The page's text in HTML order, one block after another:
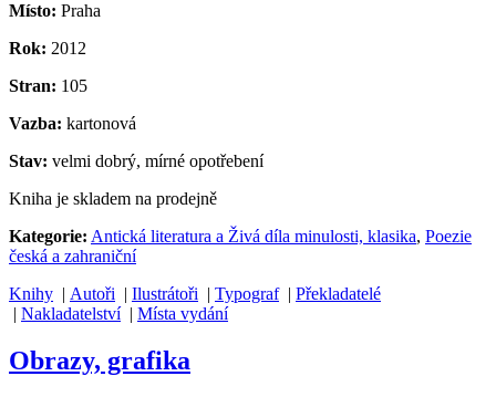
Místo: Praha
Rok: 2012
Stran: 105
Vazba: kartonová
Stav: velmi dobrý, mírné opotřebení
Kniha je skladem na prodejně
Kategorie: Antická literatura a Živá díla minulosti, klasika, Poezie
česká a zahraniční
Knihy | Autoři | Ilustrátoři | Typograf| Překladatelé
| Nakladatelství| Místa vydání
Obrazy, grafika